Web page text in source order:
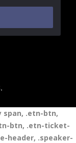
.etn-btn,
btn, .etn-ticket-
header, .speaker-